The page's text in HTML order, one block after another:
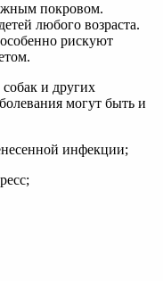
покровом.
любого возраста.
рискуют
и других
могут быть и
инфекции;